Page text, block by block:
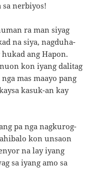
sa nerbiyos!
ra man siyag
na siya, nagduha-
ang Hapon.
kon iyang dalitag
mas maayo pang
kasuk-an kay
pa nga nagkurog-
kon unsaon
na lay iyang
sa iyang amo sa